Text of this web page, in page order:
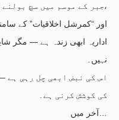
جبر کے موسم میں سچ بولنے کی ہمت رکھتی ہو،
اور “کمرشل اخلاقیات” کے
اداریہ ابھی زندہ ہے — مگر
نہیں۔
اس کی نبض ابھی چل رہی ہے
کی کوشش کرنی ہے۔